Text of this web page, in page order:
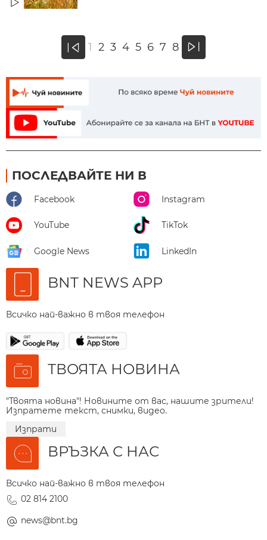
« 1 2 3 4 5 6 7 8 »
ПОСЛЕДВАЙТЕ НИ В
Facebook Instagram
YouTube TikTok
Google News LinkedIn
BNT NEWS APP
Всичко най-важно в твоя телефон
ТВОЯТА НОВИНА
"Твоята новина"! Новините от вас, нашите зрители!
Изпратете текст, снимки, видео.
Изпрати
ВРЪЗКА С НАС
Всичко най-важно в твоя телефон
02 814 2100
news@bnt.bg